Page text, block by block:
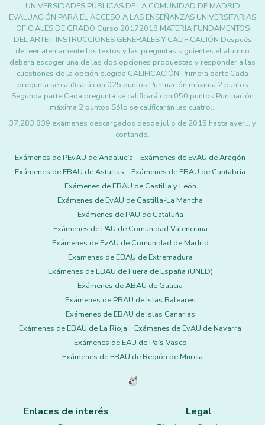
UNIVERSIDADES PÚBLICAS DE LA COMUNIDAD DE MADRID
EVALUACIÓN PARA EL ACCESO A LAS ENSEÑANZAS UNIVERSITARIAS
OFICIALES DE GRADO Curso 20172018 MATERIA FUNDAMENTOS
DEL ARTE II INSTRUCCIONES GENERALES Y CALIFICACIÓN Después
de leer atentamente los textos y las preguntas siguientes el alumno
deberá escoger una de las dos opciones propuestas y responder a las
cuestiones de la opción elegida CALIFICACIÓN Primera parte Cada
pregunta se calificará con 025 puntos Puntuación máxima 2 puntos
Segunda parte Cada pregunta se calificará con 050 puntos Puntuación
máxima 2 puntos Sólo se calificarán las cuatro…
37.283.839 exámenes descargados desde julio de 2015 hasta ayer... y
contando.
Exámenes de PEvAU de Andalucía
Exámenes de EvAU de Aragón
Exámenes de EBAU de Asturias
Exámenes de EBAU de Cantabria
Exámenes de EBAU de Castilla y León
Exámenes de EvAU de Castilla-La Mancha
Exámenes de PAU de Cataluña
Exámenes de PAU de Comunidad Valenciana
Exámenes de EvAU de Comunidad de Madrid
Exámenes de EBAU de Extremadura
Exámenes de EBAU de Fuera de España (UNED)
Exámenes de ABAU de Galicia
Exámenes de PBAU de Islas Baleares
Exámenes de EBAU de Islas Canarias
Exámenes de EBAU de La Rioja
Exámenes de EvAU de Navarra
Exámenes de EAU de País Vasco
Exámenes de EBAU de Región de Murcia
Enlaces de interés Legal